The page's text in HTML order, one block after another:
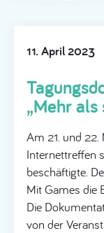
11. April 2023
„Mehr als
Am 21. und
Internettreffen
beschäftigte.
Mit Games die
Die
von der